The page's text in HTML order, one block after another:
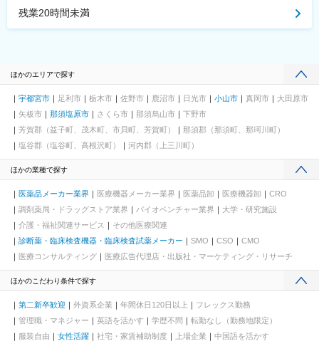
残業20時間未満
ほかのエリアで探す
宇都宮市 足利市 栃木市 佐野市 鹿沼市 日光市 小山市 真岡市
大田原市
矢板市
那須塩原市 さくら市 那須烏山市
下野市
芳賀郡（益子町、茂木町、市貝町、芳賀町）
那須郡（那須町、那珂川町）
塩谷郡（塩谷町、高根沢町）
河内郡（上三川町）
ほかの業種で探す
医薬品メーカー業界 医療機器メーカー業界 医薬品卸 医療機器卸
CRO
調剤薬局・ドラッグストア業界
バイオベンチャー業界
大学・研究施設
介護・福祉関連サービス
その他医療関連
診断薬・臨床検査機器・臨床検査試薬メーカー
SMO CSO
CMO
医療コンサルティング
医療広告代理店・出版社・マーケティング・リサーチ
ほかのこだわり条件で探す
第二新卒歓迎 外資系企業 年間休日120日以上
フレックス勤務
管理職・マネジャー
英語を活かす 学歴不問
転勤なし（勤務地限定）
服装自由
女性活躍 社宅・家賃補助制度 上場企業
中国語を活かす